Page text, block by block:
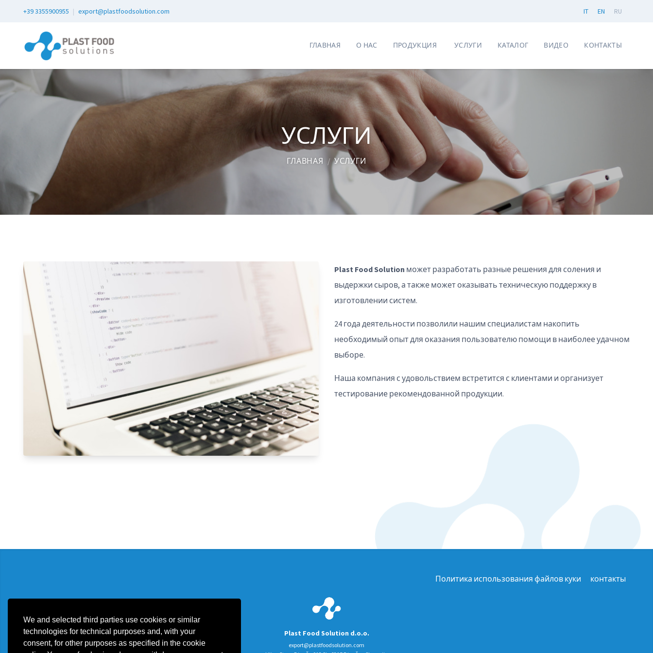
We and selected third parties use cookies or similar
technologies for technical purposes and, with your
consent, for other purposes as specified in the cookie
+39 3355900955 | export@plastfoodsolution.com IT EN RU
ГЛАВНАЯ О НАС ПРОДУКЦИЯ УСЛУГИ КАТАЛОГ ВИДЕО КОНТАКТЫ
УСЛУГИ
ГЛАВНАЯ / УСЛУГИ
Plast Food Solution может разработать разные решения для соления и
выдержки сыров, а также может оказывать техническую поддержку в
изготовлении систем.
24 года деятельности позволили нашим специалистам накопить
необходимый опыт для оказания пользователю помощи в наиболее удачном
выборе.
Наша компания с удовольствием встретится с клиентами и организует
тестирование рекомендованной продукции.
Политика использования файлов куки контакты
Plast Food Solution d.o.o.
export@plastfoodsolution.com